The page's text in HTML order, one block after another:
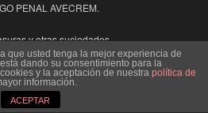
PENAL AVECREM.
y otras suciedades
HOMENAJES NACIONALES
INTERNACIONALES y otras
que usted tenga la mejor experiencia de
dando su consentimiento para la
y la aceptación de nuestra política de
información.
ACEPTAR